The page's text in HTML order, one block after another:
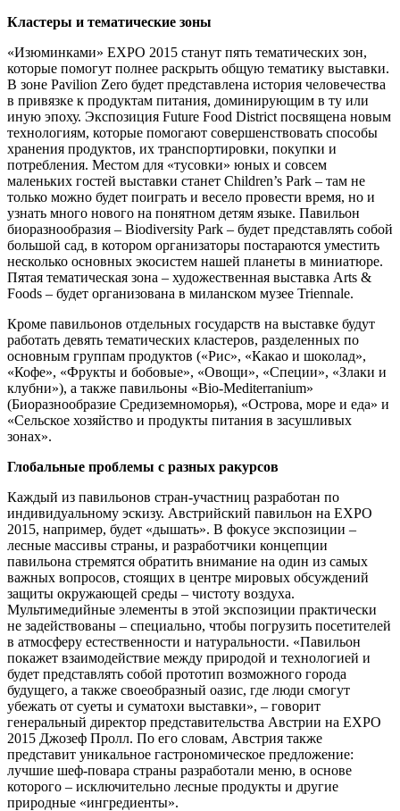
Кластеры и тематические зоны
«Изюминками» EXPO 2015 станут пять тематических зон,
которые помогут полнее раскрыть общую тематику выставки.
В зоне Pavilion Zero будет представлена история человечества
в привязке к продуктам питания, доминирующим в ту или
иную эпоху. Экспозиция Future Food District посвящена новым
технологиям, которые помогают совершенствовать способы
хранения продуктов, их транспортировки, покупки и
потребления. Местом для «тусовки» юных и совсем
маленьких гостей выставки станет Children’s Park – там не
только можно будет поиграть и весело провести время, но и
узнать много нового на понятном детям языке. Павильон
биоразнообразия – Biodiversity Park – будет представлять собой
большой сад, в котором организаторы постараются уместить
несколько основных экосистем нашей планеты в миниатюре.
Пятая тематическая зона – художественная выставка Arts &
Foods – будет организована в миланском музее Triennale.
Кроме павильонов отдельных государств на выставке будут
работать девять тематических кластеров, разделенных по
основным группам продуктов («Рис», «Какао и шоколад»,
«Кофе», «Фрукты и бобовые», «Овощи», «Специи», «Злаки и
клубни»), а также павильоны «Bio-Mediterranium»
(Биоразнообразие Средиземноморья), «Острова, море и еда» и
«Сельское хозяйство и продукты питания в засушливых
зонах».
Глобальные проблемы с разных ракурсов
Каждый из павильонов стран-участниц разработан по
индивидуальному эскизу. Австрийский павильон на EXPO
2015, например, будет «дышать». В фокусе экспозиции –
лесные массивы страны, и разработчики концепции
павильона стремятся обратить внимание на один из самых
важных вопросов, стоящих в центре мировых обсуждений
защиты окружающей среды – чистоту воздуха.
Мультимедийные элементы в этой экспозиции практически
не задействованы – специально, чтобы погрузить посетителей
в атмосферу естественности и натуральности. «Павильон
покажет взаимодействие между природой и технологией и
будет представлять собой прототип возможного города
будущего, а также своеобразный оазис, где люди смогут
убежать от суеты и суматохи выставки», – говорит
генеральный директор представительства Австрии на EXPO
2015 Джозеф Пролл. По его словам, Австрия также
представит уникальное гастрономическое предложение:
лучшие шеф-повара страны разработали меню, в основе
которого – исключительно лесные продукты и другие
природные «ингредиенты».